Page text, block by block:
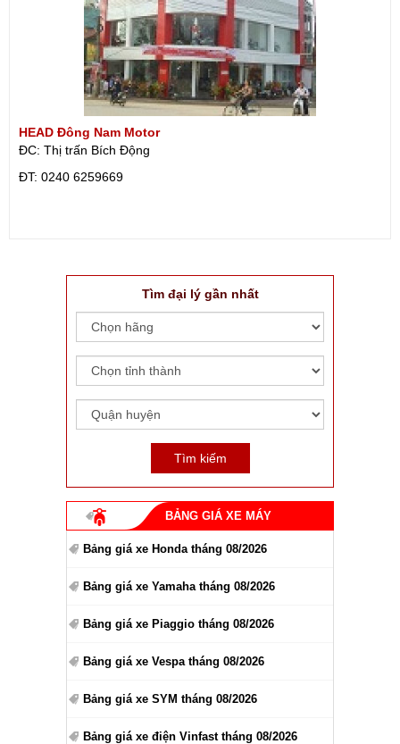
HEAD Đông Nam Motor
ĐC: Thị trấn Bích Động
ÐT: 0240 6259669
Tìm đại lý gần nhất
BẢNG GIÁ XE MÁY
Bảng giá xe Honda tháng 08/2026
Bảng giá xe Yamaha tháng 08/2026
Bảng giá xe Piaggio tháng 08/2026
Bảng giá xe Vespa tháng 08/2026
Bảng giá xe SYM tháng 08/2026
Bảng giá xe điện Vinfast tháng 08/2026